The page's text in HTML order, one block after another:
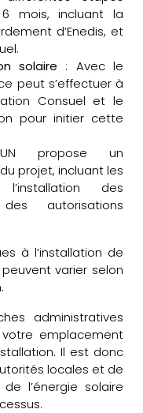
mois, incluant la
d’Enedis, et
solaire : Avec le
peut s’effectuer à
Consuel et le
pour initier cette
propose un
projet, incluant les
l’installation des
autorisations
à l’installation de
varier selon
administratives
emplacement
Il est donc
locales et de
l’énergie solaire